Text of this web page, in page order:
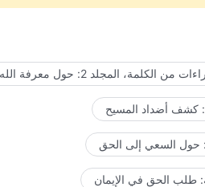
من الكلمة، المجلد 2: حول معرفة الله
طلب الحق في الإيمان